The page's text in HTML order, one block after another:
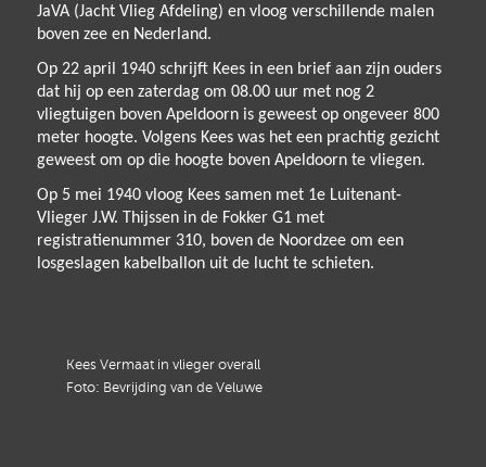
JaVA (Jacht Vlieg Afdeling) en vloog verschillende malen
boven zee en Nederland.
Op 22 april 1940 schrijft Kees in een brief aan zijn ouders
dat hij op een zaterdag om 08.00 uur met nog 2
vliegtuigen boven Apeldoorn is geweest op ongeveer 800
meter hoogte. Volgens Kees was het een prachtig gezicht
geweest om op die hoogte boven Apeldoorn te vliegen.
Op 5 mei 1940 vloog Kees samen met 1e Luitenant-
Vlieger J.W. Thijssen in de Fokker G1 met
registratienummer 310, boven de Noordzee om een
losgeslagen kabelballon uit de lucht te schieten.
Kees Vermaat in vlieger overall
Foto: Bevrijding van de Veluwe